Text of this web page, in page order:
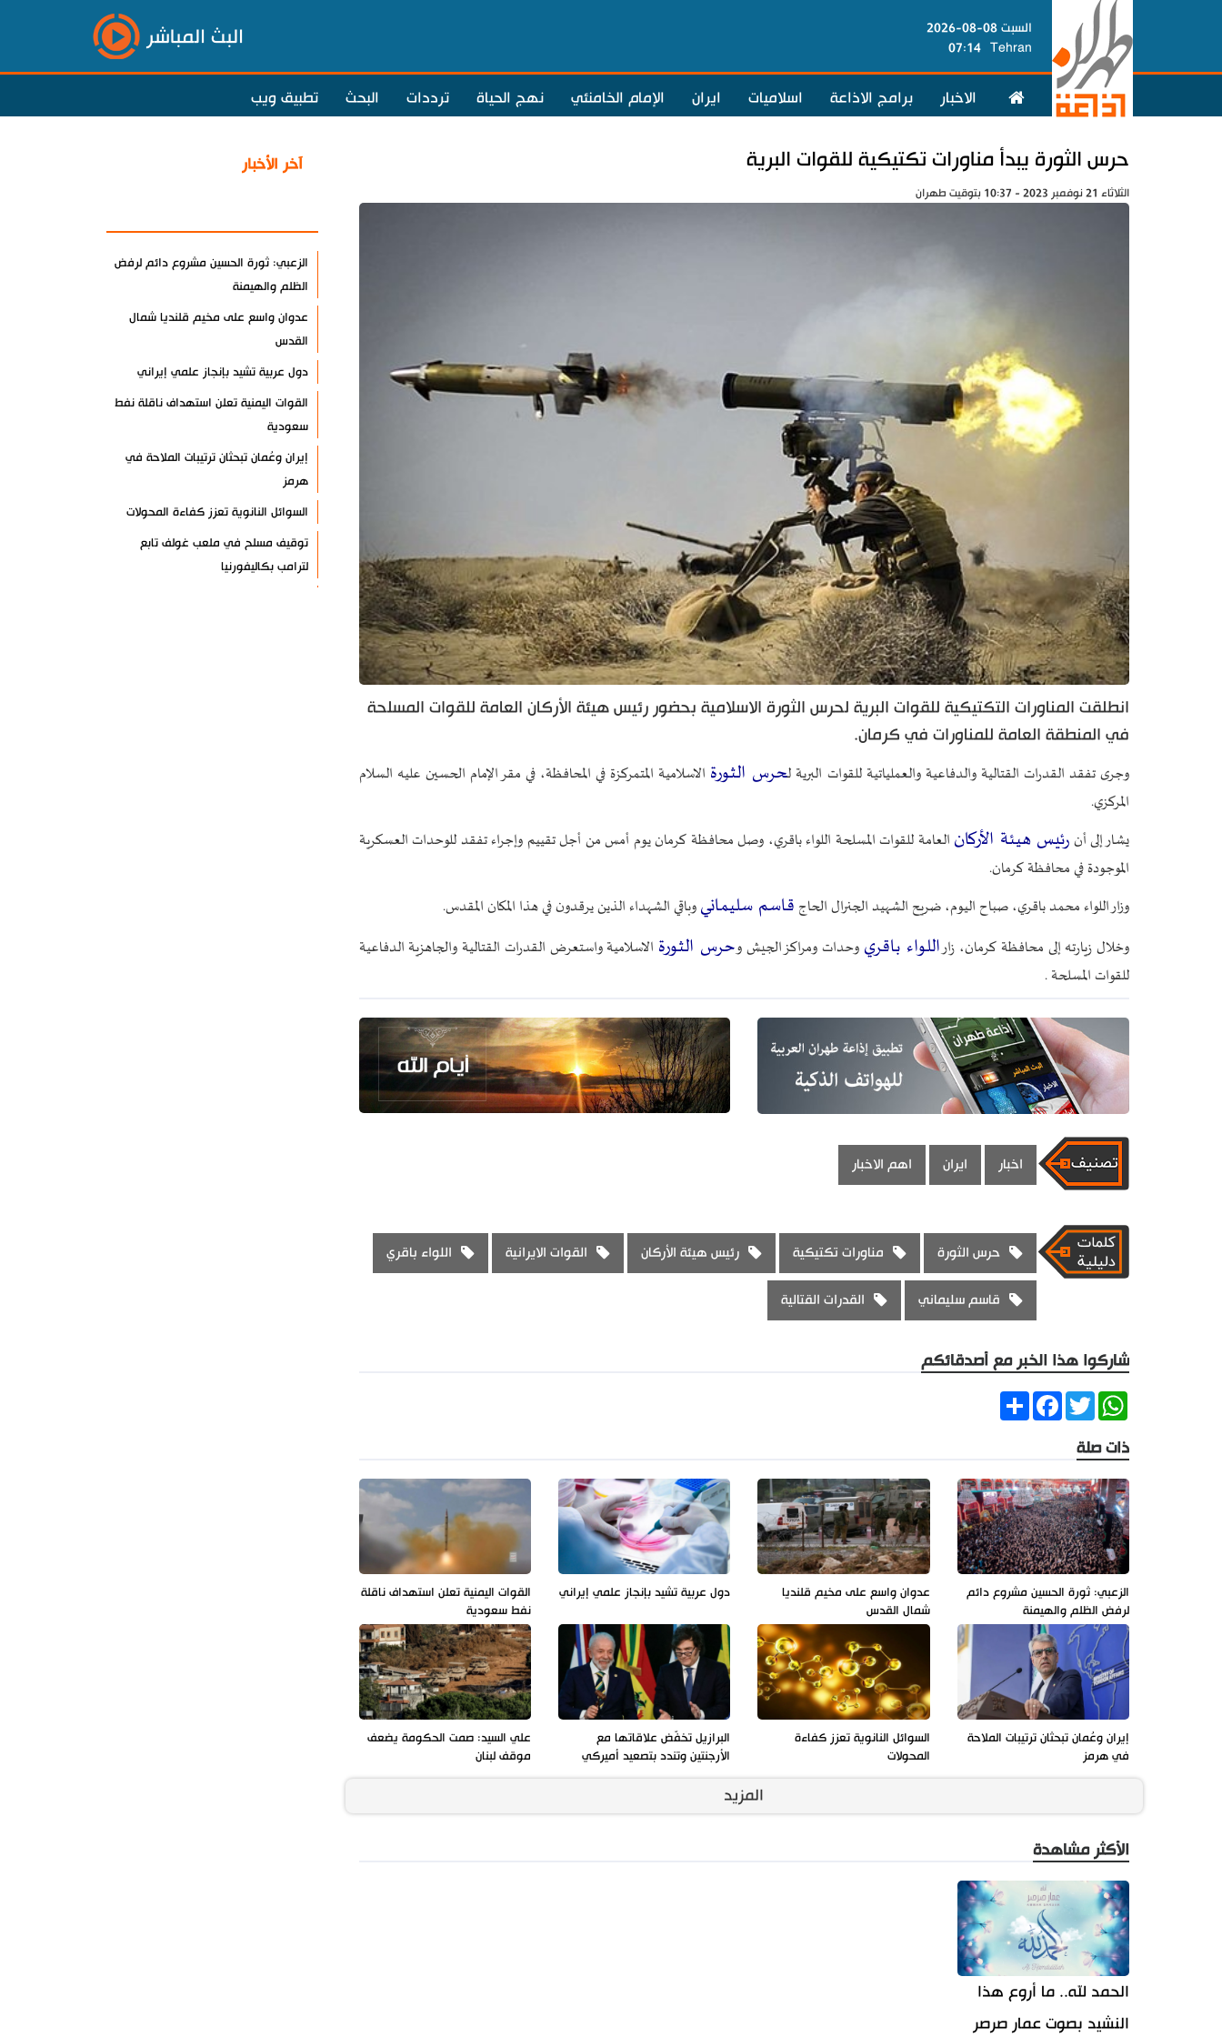
السبت 08-08-2026
Tehran
07:14 البث المباشر
الاخبار برامج الاذاعة اسلاميات ايران الإمام الخامنئي نهج الحياة ترددات البحث تطبيق ويب
حرس الثورة يبدأ مناورات تكتيكية للقوات البرية
الثلاثاء 21 نوفمبر 2023 - 10:37 بتوقيت طهران
انطلقت المناورات التكتيكية للقوات البرية لحرس الثورة الاسلامية بحضور رئيس هيئة الأركان العامة للقوات المسلحة
في المنطقة العامة للمناورات في كرمان.
وجرى تفقد القدرات القتالية والدفاعية والعملياتية للقوات البرية لحرس الثورة الاسلامية المتمركزة في المحافظة، في مقر الإمام الحسين عليه السلام
المركزي.
يشار إلى أنرئيس هيئة الأركان العامة للقوات المسلحة اللواء باقري، وصل محافظة كرمان يوم أمس من أجل تقييم وإجراء تفقد للوحدات العسكرية
الموجودة في محافظة كرمان.
وزار اللواء محمد باقري، صباح اليوم، ضريح الشهيد الجنرال الحاج قاسم سليمانيوباقي الشهداء الذين يرقدون في هذا المكان المقدس.
وخلال زيارته إلى محافظة كرمان، زاراللواء باقري وحدات ومراكز الجيش وحرس الثورة الاسلامية واستعرض القدرات القتالية والجاهزية الدفاعية
للقوات المسلحة .
اخبار ايران اهم الاخبار
حرس الثورة مناورات تكتيكية رئيس هيئة الأركان القوات الايرانية اللواء باقري
قاسم سليماني القدرات القتالية
شاركوا هذا الخبر مع أصدقائكم
ShareFacebookTwitter
WhatsApp
ذات صلة
الزعبي: ثورة الحسين مشروع دائم
لرفض الظلم والهيمنة
عدوان واسع على مخيم قلنديا
شمال القدس
دول عربية تشيد بإنجاز علمي إيراني
القوات اليمنية تعلن استهداف ناقلة
نفط سعودية
إيران وعُمان تبحثان ترتيبات الملاحة
في هرمز
السوائل النانوية تعزز كفاءة
المحولات
البرازيل تخفّض علاقاتها مع
الأرجنتين وتندد بتصعيد أميركي
علي السيد: صمت الحكومة يضعف
موقف لبنان
المزيد
الأكثر مشاهدة
الحمد لله.. ما أروع هذا
النشيد بصوت عمار صرصر
آخر الأخبار
الزعبي: ثورة الحسين مشروع دائم لرفض
الظلم والهيمنة
عدوان واسع على مخيم قلنديا شمال
القدس
دول عربية تشيد بإنجاز علمي إيراني
القوات اليمنية تعلن استهداف ناقلة نفط
سعودية
إيران وعُمان تبحثان ترتيبات الملاحة في
هرمز
السوائل النانوية تعزز كفاءة المحولات
توقيف مسلح في ملعب غولف تابع
لترامب بكاليفورنيا